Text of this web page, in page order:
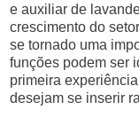
e auxiliar de
crescimento do
se tornado uma
funções podem ser
primeira
desejam se inserir